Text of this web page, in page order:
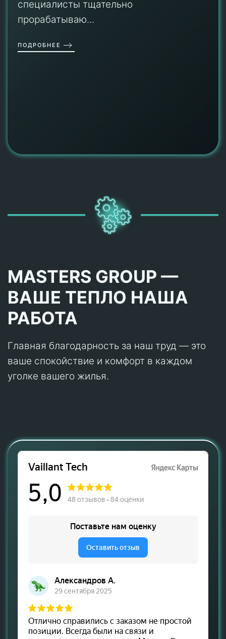
специалисты тщательно
прорабатываю...
ПОДРОБНЕЕ
MASTERS GROUP —
ВАШЕ ТЕПЛО НАША
РАБОТА
Главная благодарность за наш труд — это
ваше спокойствие и комфорт в каждом
уголке вашего жилья.